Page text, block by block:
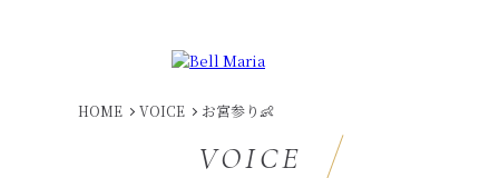
HOME VOICE お宮参り👶
VOICE